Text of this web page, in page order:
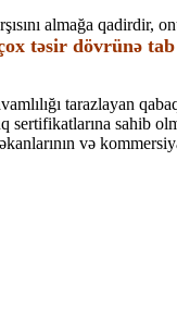
almağa qadirdir,
təsir dövrünə
tarazlayan
sahib
və